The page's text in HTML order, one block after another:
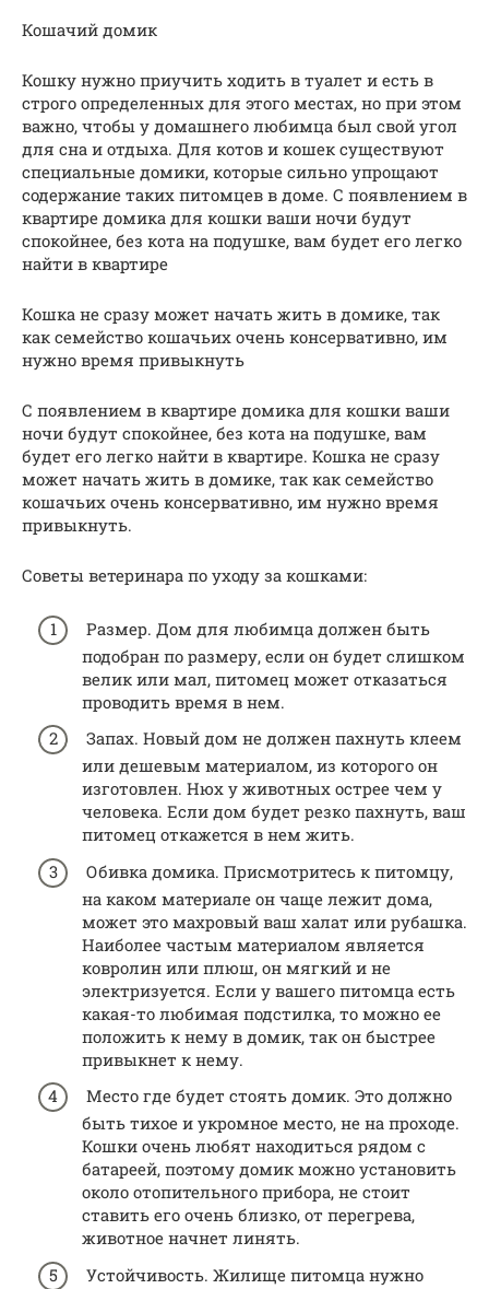
Кошачий домик
Кошку нужно приучить ходить в туалет и есть в
строго определенных для этого местах, но при этом
важно, чтобы у домашнего любимца был свой угол
для сна и отдыха. Для котов и кошек существуют
специальные домики, которые сильно упрощают
содержание таких питомцев в доме. С появлением в
квартире домика для кошки ваши ночи будут
спокойнее, без кота на подушке, вам будет его легко
найти в квартире
Кошка не сразу может начать жить в домике, так
как семейство кошачьих очень консервативно, им
нужно время привыкнуть
С появлением в квартире домика для кошки ваши
ночи будут спокойнее, без кота на подушке, вам
будет его легко найти в квартире. Кошка не сразу
может начать жить в домике, так как семейство
кошачьих очень консервативно, им нужно время
привыкнуть.
Советы ветеринара по уходу за кошками:
Размер. Дом для любимца должен быть
подобран по размеру, если он будет слишком
велик или мал, питомец может отказаться
проводить время в нем.
Запах. Новый дом не должен пахнуть клеем
или дешевым материалом, из которого он
изготовлен. Нюх у животных острее чем у
человека. Если дом будет резко пахнуть, ваш
питомец откажется в нем жить.
Обивка домика. Присмотритесь к питомцу,
на каком материале он чаще лежит дома,
может это махровый ваш халат или рубашка.
Наиболее частым материалом является
ковролин или плюш, он мягкий и не
электризуется. Если у вашего питомца есть
какая-то любимая подстилка, то можно ее
положить к нему в домик, так он быстрее
привыкнет к нему.
Место где будет стоять домик. Это должно
быть тихое и укромное место, не на проходе.
Кошки очень любят находиться рядом с
батареей, поэтому домик можно установить
около отопительного прибора, не стоит
ставить его очень близко, от перегрева,
животное начнет линять.
Устойчивость. Жилище питомца нужно